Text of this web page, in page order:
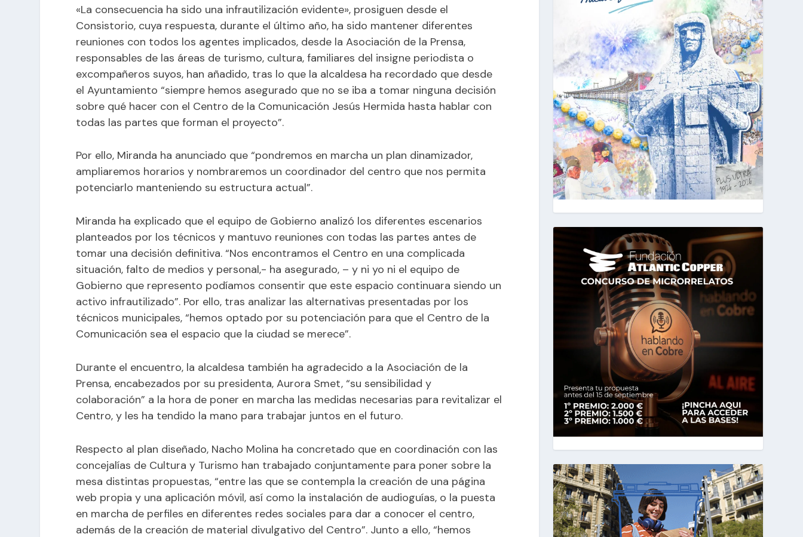
«La consecuencia ha sido una infrautilización evidente», prosiguen desde el
Consistorio, cuya respuesta, durante el último año, ha sido mantener diferentes
reuniones con todos los agentes implicados, desde la Asociación de la Prensa,
responsables de las áreas de turismo, cultura, familiares del insigne periodista o
excompañeros suyos, han añadido, tras lo que la alcaldesa ha recordado que desde
el Ayuntamiento “siempre hemos asegurado que no se iba a tomar ninguna decisión
sobre qué hacer con el Centro de la Comunicación Jesús Hermida hasta hablar con
todas las partes que forman el proyecto”.
Por ello, Miranda ha anunciado que “pondremos en marcha un plan dinamizador,
ampliaremos horarios y nombraremos un coordinador del centro que nos permita
potenciarlo manteniendo su estructura actual”.
Miranda ha explicado que el equipo de Gobierno analizó los diferentes escenarios
planteados por los técnicos y mantuvo reuniones con todas las partes antes de
tomar una decisión definitiva. “Nos encontramos el Centro en una complicada
situación, falto de medios y personal,- ha asegurado, – y ni yo ni el equipo de
Gobierno que represento podíamos consentir que este espacio continuara siendo un
activo infrautilizado”. Por ello, tras analizar las alternativas presentadas por los
técnicos municipales, “hemos optado por su potenciación para que el Centro de la
Comunicación sea el espacio que la ciudad se merece”.
Durante el encuentro, la alcaldesa también ha agradecido a la Asociación de la
Prensa, encabezados por su presidenta, Aurora Smet, “su sensibilidad y
colaboración” a la hora de poner en marcha las medidas necesarias para revitalizar el
Centro, y les ha tendido la mano para trabajar juntos en el futuro.
Respecto al plan diseñado, Nacho Molina ha concretado que en coordinación con las
concejalías de Cultura y Turismo han trabajado conjuntamente para poner sobre la
mesa distintas propuestas, “entre las que se contempla la creación de una página
web propia y una aplicación móvil, así como la instalación de audioguías, o la puesta
en marcha de perfiles en diferentes redes sociales para dar a conocer el centro,
además de la creación de material divulgativo del Centro”. Junto a ello, “hemos